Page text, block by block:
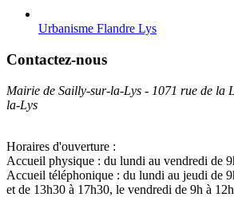
Urbanisme Flandre Lys
Contactez-nous
Mairie de Sailly-sur-la-Lys - 1071 rue de la
la-Lys
Horaires d'ouverture :
Accueil physique : du lundi au vendredi de
Accueil téléphonique : du lundi au jeudi de
et de 13h30 à 17h30, le vendredi de 9h à